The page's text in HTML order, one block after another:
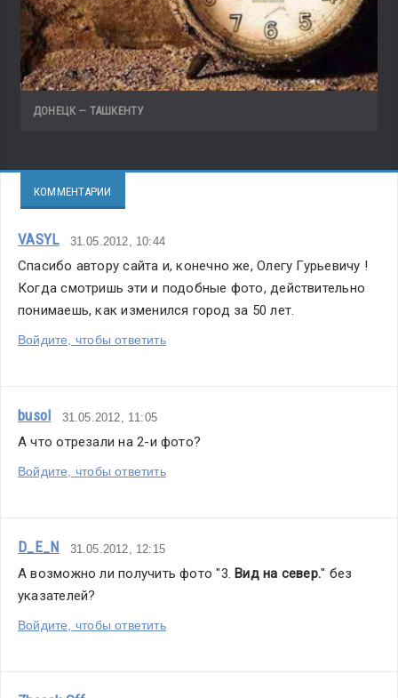
ДОНЕЦК — ТАШКЕНТУ
КОММЕНТАРИИ
VASYL 31.05.2012, 10:44
Спасибо автору сайта и, конечно же, Олегу Гурьевичу !
Когда смотришь эти и подобные фото, действительно
понимаешь, как изменился город за 50 лет.
Войдите, чтобы ответить
busol 31.05.2012, 11:05
А что отрезали на 2-и фото?
Войдите, чтобы ответить
D_E_N 31.05.2012, 12:15
А возможно ли получить фото "3. Вид на север." без
указателей?
Войдите, чтобы ответить